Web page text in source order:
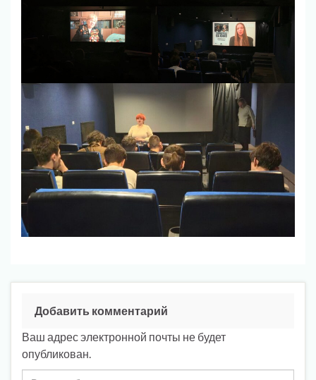
Добавить комментарий
Ваш адрес электронной почты не будет
опубликован.